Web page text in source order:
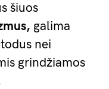
šiuos
galima
nei
grindžiamos